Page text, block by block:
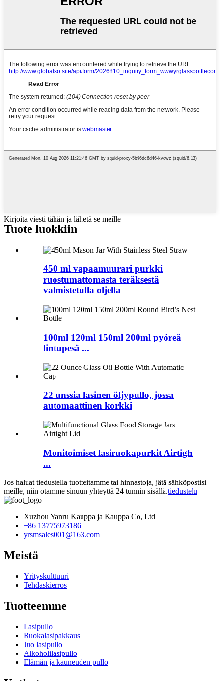
Kirjoita viesti tähän ja lähetä se meille
Tuote luokkiin
450 ml vapaamuurari purkki
ruostumattomasta teräksestä
valmistetulla oljella
100ml 120ml 150ml 200ml pyöreä
lintupesä ...
22 unssia lasinen öljypullo, jossa
automaattinen korkki
Monitoimiset lasiruokapurkit Airtigh
...
Jos haluat tiedustella tuotteitamme tai hinnastoja, jätä sähköpostisi
meille, niin otamme sinuun yhteyttä 24 tunnin sisällä.tiedustelu
Xuzhou Yanru Kauppa ja Kauppa Co, Ltd
+86 13775973186
yrsmsales001@163.com
Meistä
Yrityskulttuuri
Tehdaskierros
Tuotteemme
Lasipullo
Ruokalasipakkaus
Juo lasipullo
Alkoholilasipullo
Elämän ja kauneuden pullo